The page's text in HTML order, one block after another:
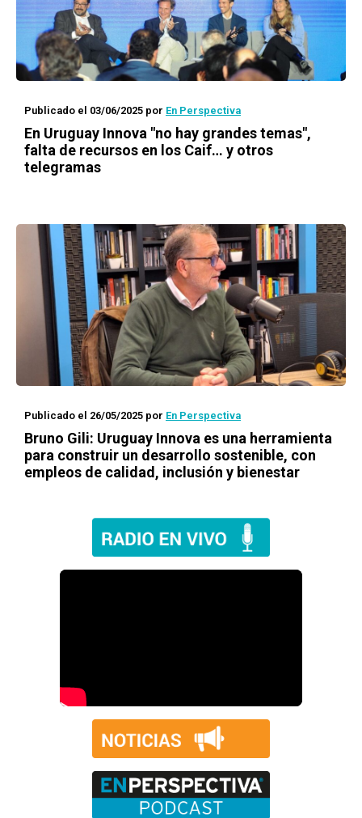
Publicado el 03/06/2025 por En Perspectiva
En Uruguay Innova "no hay grandes temas",
falta de recursos en los Caif… y otros
telegramas
Publicado el 26/05/2025 por En Perspectiva
Bruno Gili: Uruguay Innova es una herramienta
para construir un desarrollo sostenible, con
empleos de calidad, inclusión y bienestar